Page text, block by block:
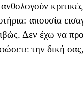
απουσία
Δεν έχω να
την δική